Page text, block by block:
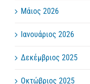
Μάιος 2026
Ιανουάριος 2026
Δεκέμβριος 2025
Οκτώβριος 2025